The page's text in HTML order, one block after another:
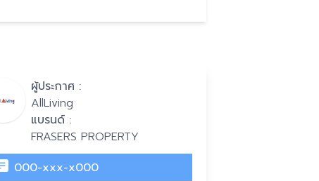
ผู้ประกาศ :
AllLiving
แบรนด์ :
FRASERS PROPERTY
000-xxx-x000